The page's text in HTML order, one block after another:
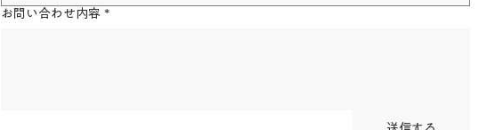
お問い合わせ内容 *